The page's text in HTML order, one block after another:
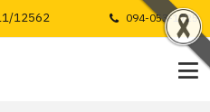
12562 094-053-1725